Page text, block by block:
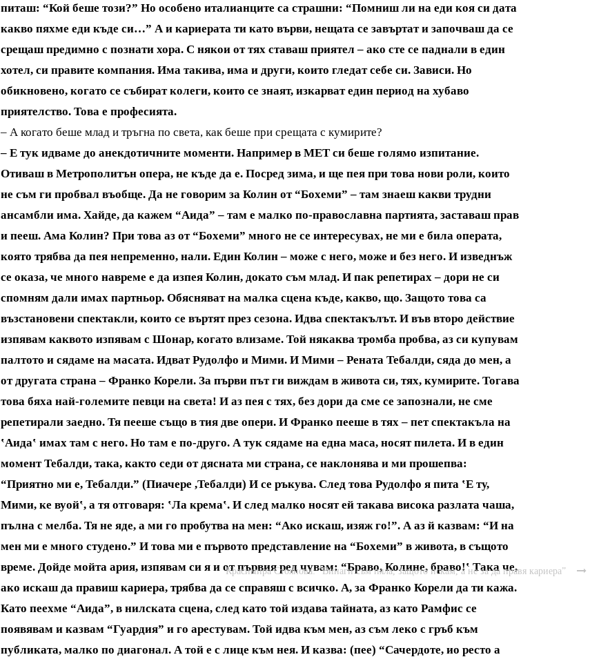

Красимира Стоянова: “Винаги съм пяла, защото искам, а не за да правя кариера”
питаш: “Кой беше този?” Но особено италианците са страшни: “Помниш ли на еди коя си дата
какво пяхме еди къде си…” А и кариерата ти като върви, нещата се завъртат и започваш да се
срещаш предимно с познати хора. С някои от тях ставаш приятел – ако сте се паднали в един
хотел, си правите компания. Има такива, има и други, които гледат себе си. Зависи. Но
обикновено, когато се събират колеги, които се знаят, изкарват един период на хубаво
приятелство. Това е професията.
– А когато беше млад и тръгна по света, как беше при срещата с кумирите?
– Е тук идваме до анекдотичните моменти. Например в МЕТ си беше голямо изпитание.
Отиваш в Метрополитън опера, не къде да е. Посред зима, и ще пея при това нови роли, които
не съм ги пробвал въобще. Да не говорим за Колин от “Бохеми” – там знаеш какви трудни
ансамбли има. Хайде, да кажем “Аида” – там е малко по-православна партията, заставаш прав
и пееш. Ама Колин? При това аз от “Бохеми” много не се интересувах, не ми е била операта,
която трябва да пея непременно, нали. Един Колин – може с него, може и без него. И изведнъж
се оказа, че много навреме е да изпея Колин, докато съм млад. И пак репетирах – дори не си
спомням дали имах партньор. Обясняват на малка сцена къде, какво, що. Защото това са
възстановени спектакли, които се въртят през сезона. Идва спектакълът. И във второ действие
изпявам каквото изпявам с Шонар, когато влизаме. Той някаква тромба пробва, аз си купувам
палтото и сядаме на масата. Идват Рудолфо и Мими. И Мими – Рената Тебалди, сяда до мен, а
от другата страна – Франко Корели. За първи път ги виждам в живота си, тях, кумирите. Тогава
това бяха най-големите певци на света! И аз пея с тях, без дори да сме се запознали, не сме
репетирали заедно. Тя пееше също в тия две опери. И Франко пееше в тях – пет спектакъла на
‛Аида‛ имах там с него. Но там е по-друго. А тук сядаме на една маса, носят пилета. И в един
момент Тебалди, така, както седи от дясната ми страна, се наклонява и ми прошепва:
“Приятно ми е, Тебалди.” (Пиачере ,Тебалди) И се ръкува. След това Рудолфо я пита ‛Е ту,
Мими, ке вуой‛, а тя отговаря: ‛Ла крема‛. И след малко носят ей такава висока разлата чаша,
пълна с мелба. Тя не яде, а ми го пробутва на мен: “Ако искаш, изяж го!”. А аз й казвам: “И на
мен ми е много студено.” И това ми е първото представление на “Бохеми” в живота, в същото
време. Дойде мойта ария, изпявам си я и от първия ред чувам: “Браво, Колине, браво!‛ Така че,
ако искаш да правиш кариера, трябва да се справяш с всичко. А, за Франко Корели да ти кажа.
Като пеехме “Аида”, в нилската сцена, след като той издава тайната, аз като Рамфис се
появявам и казвам “Гуардия” и го арестувам. Той идва към мен, аз съм леко с гръб към
публиката, малко по диагонал. А той е с лице към нея. И казва: (пее) “Сачердоте, ио ресто а